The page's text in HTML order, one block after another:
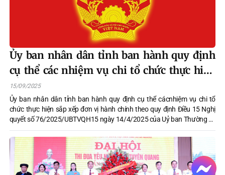
Ủy ban nhân dân tỉnh ban hành quy định
cụ thể các nhiệm vụ chi tổ chức thực hiện
sắp xếp đơn vị hành chính theo quy định
Điều 15 Nghị quyết số 76/2025/UBTVQH15
ngày 14/4/2025 của Uỷ ban Thường vụ
Quốc hội đơn vị hành chính trên địa bàn
tỉnh Tuyên Quang
15/09/2025
Ủy ban nhân dân tỉnh ban hành quy định cụ thể cácnhiệm vụ chi tổ
chức thực hiện sắp xếp đơn vị hành chính theo quy định Điều 15 Nghị
quyết số 76/2025/UBTVQH15 ngày 14/4/2025 của Uỷ ban Thường vụ
Quốc hội đơn vị hành chính trên địa bàn tỉnh Tuyên Quang